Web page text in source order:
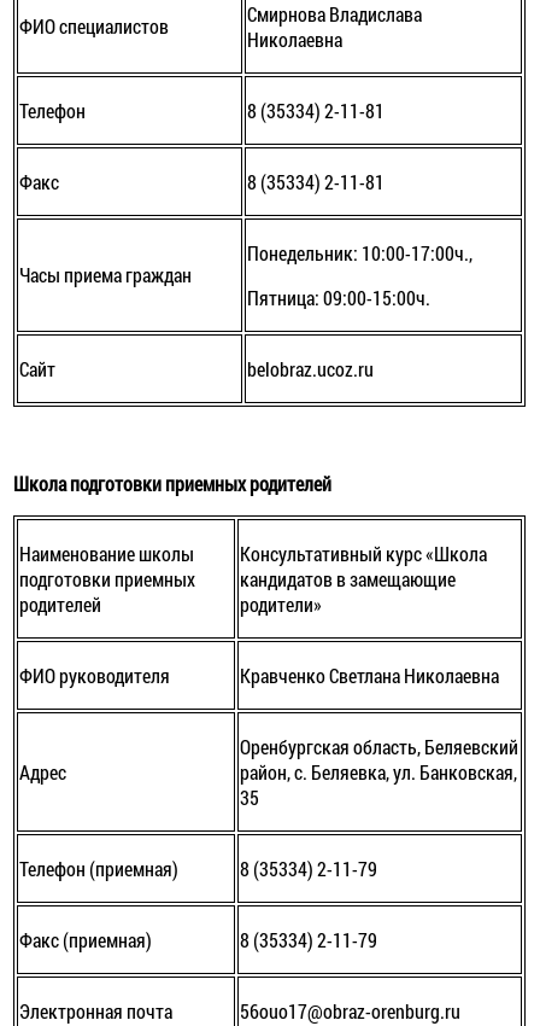
ФИО специалистов
Смирнова Владислава
Николаевна
Телефон 8 (35334) 2-11-81
Факс 8 (35334) 2-11-81
Часы приема граждан
Понедельник: 10:00-17:00ч.,
Пятница: 09:00-15:00ч.
Сайт belobraz.ucoz.ru
Школа подготовки приемных родителей
Наименование школы
подготовки приемных
родителей
Консультативный курс «Школа
кандидатов в замещающие
родители»
ФИО руководителя Кравченко Светлана Николаевна
Адрес
Оренбургская область, Беляевский
район, с. Беляевка, ул. Банковская,
35
Телефон (приемная) 8 (35334) 2-11-79
Факс (приемная) 8 (35334) 2-11-79
Электронная почта 56ouo17@obraz-orenburg.ru